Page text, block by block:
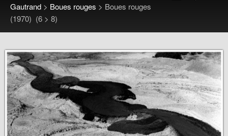
Gautrand > Boues rouges > Boues rouges
(1970) (6 > 8)